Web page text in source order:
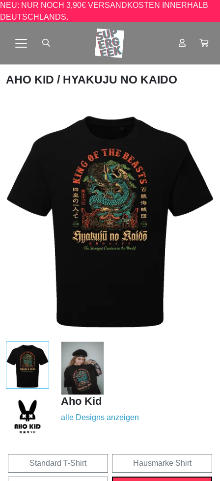
NEU: NUR NOCH 3,90€ VERSANDKOSTEN INNERHALB
DEUTSCHLANDS.
AHO KID / HYAKUJU NO KAIDO
Aho Kid
alle Designs anzeigen
Standard T-Shirt Hausmarke Shirt